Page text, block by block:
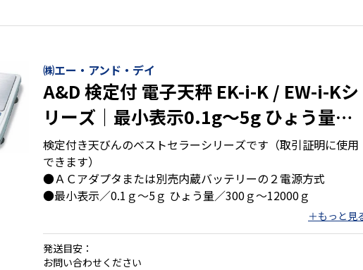
●選べるインターフェイス：無/ＲＳ付/ＵＳＢ付
㈱エー・アンド・デイ
A&D 検定付 電子天秤 EK-i-K / EW-i-Kシ
リーズ｜最小表示0.1g～5g ひょう量
300g～12000g
検定付き天びんのベストセラーシリーズです（取引証明に使用
できます）
●ＡＣアダプタまたは別売内蔵バッテリーの２電源方式
●最小表示／0.1ｇ～5ｇ ひょう量／300ｇ～12000ｇ
発送目安：
お問い合わせください